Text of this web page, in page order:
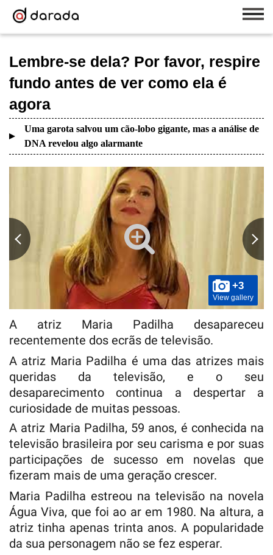
Lembre-se dela? Por favor, respire
fundo antes de ver como ela é
agora
Uma garota salvou um cão-lobo gigante, mas a análise de
DNA revelou algo alarmante
+3
View gallery
A atriz Maria Padilha desapareceu
recentemente dos ecrãs de televisão.
A atriz Maria Padilha é uma das atrizes mais
queridas da televisão, e o seu
desaparecimento continua a despertar a
curiosidade de muitas pessoas.
A atriz Maria Padilha, 59 anos, é conhecida na
televisão brasileira por seu carisma e por suas
participações de sucesso em novelas que
fizeram mais de uma geração crescer.
Maria Padilha estreou na televisão na novela
Água Viva, que foi ao ar em 1980. Na altura, a
atriz tinha apenas trinta anos. A popularidade
da sua personagem não se fez esperar.